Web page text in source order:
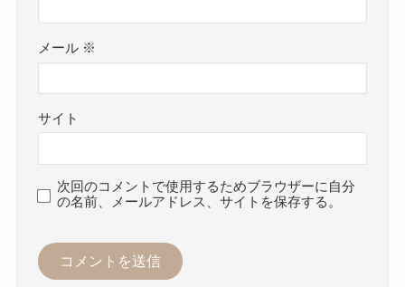
メール ※
サイト
次回のコメントで使用するためブラウザーに自分
の名前、メールアドレス、サイトを保存する。